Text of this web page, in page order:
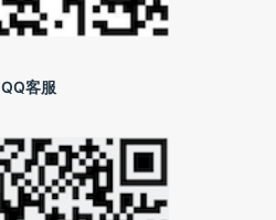
QQ客服